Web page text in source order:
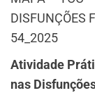
DISFUNÇÕES
54_2025
Atividade
nas